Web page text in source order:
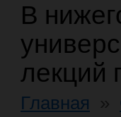
В
лекций
Главная